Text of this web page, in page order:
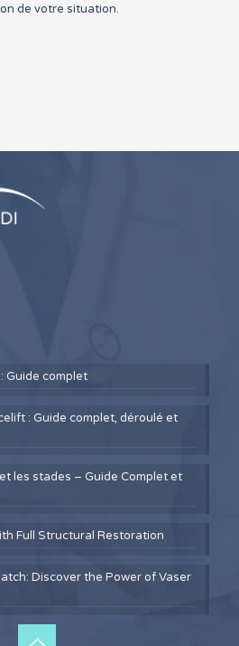
de votre situation.
Guide complet
: Guide complet, déroulé et
les stades – Guide Complet et
Full Structural Restoration
Discover the Power of Vaser